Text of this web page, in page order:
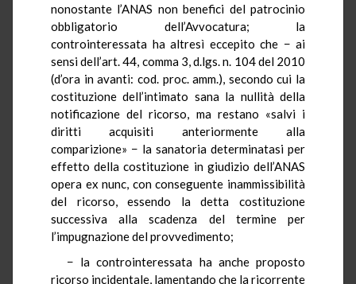
nonostante l’ANAS non benefici del patrocinio
obbligatorio dell’Avvocatura; la
controinteressata ha altresì eccepito che − ai
sensi dell’art. 44, comma 3, d.lgs. n. 104 del 2010
(d’ora in avanti: cod. proc. amm.), secondo cui la
costituzione dell’intimato sana la nullità della
notificazione del ricorso, ma restano «salvi i
diritti acquisiti anteriormente alla
comparizione» − la sanatoria determinatasi per
effetto della costituzione in giudizio dell’ANAS
opera ex nunc, con conseguente inammissibilità
del ricorso, essendo la detta costituzione
successiva alla scadenza del termine per
l’impugnazione del provvedimento;
− la controinteressata ha anche proposto
ricorso incidentale, lamentando che la ricorrente